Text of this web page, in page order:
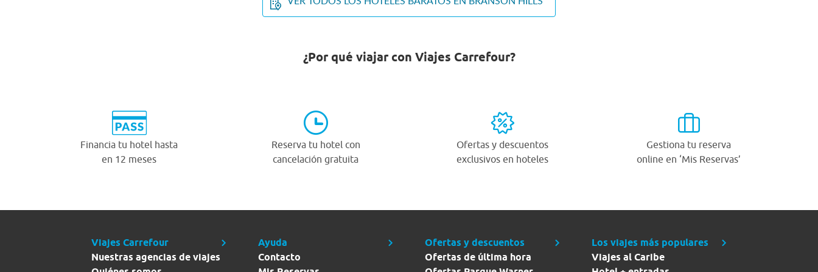
¿Por qué viajar con Viajes Carrefour?
Financia tu hotel hasta
en 12 meses
Reserva tu hotel con
cancelación gratuita
Ofertas y descuentos
exclusivos en hoteles
Gestiona tu reserva
online en ‘Mis Reservas’
Viajes Carrefour
Nuestras agencias de viajes
Ayuda
Contacto
Ofertas y descuentos
Ofertas de última hora
Los viajes más populares
Viajes al Caribe